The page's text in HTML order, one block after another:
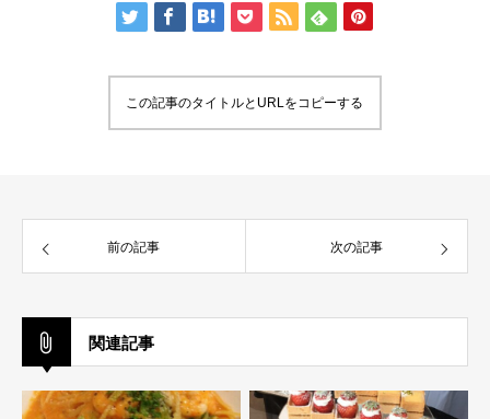
この記事のタイトルとURLをコピーする
前の記事 次の記事
関連記事